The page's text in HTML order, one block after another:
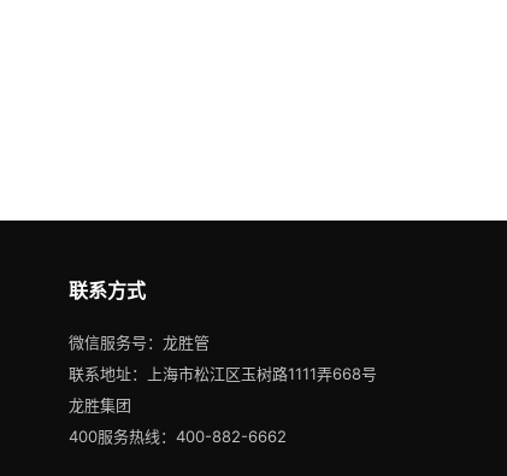
联系方式
微信服务号：龙胜管
联系地址：上海市松江区玉树路1111弄668号
龙胜集团
400服务热线：400-882-6662